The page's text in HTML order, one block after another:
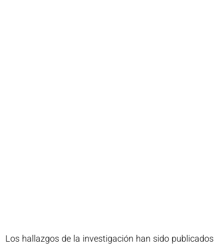
Los hallazgos de la investigación han sido publicados